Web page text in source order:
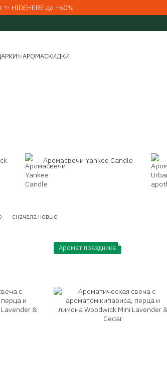
HIDEHERE до −60%
✨АРОМАСКИДКИ
Аромасвечи Yankee Candle
сначала новые
Аромат праздника